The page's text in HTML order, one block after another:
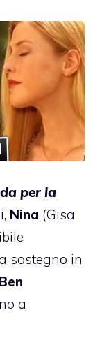
per la
Nina (Gisa
sostegno in
Ben
a